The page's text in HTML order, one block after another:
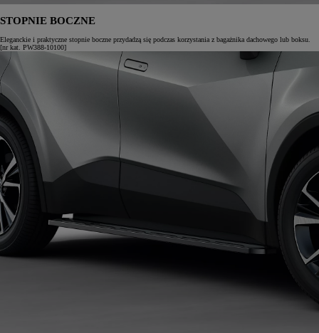
STOPNIE BOCZNE
Eleganckie i praktyczne stopnie boczne przydadzą się podczas korzystania z bagażnika dachowego lub boksu.
[nr kat. PW388-10100]